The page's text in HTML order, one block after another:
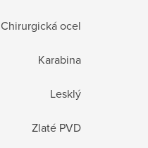
Chirurgická ocel
Karabina
Lesklý
Zlaté PVD